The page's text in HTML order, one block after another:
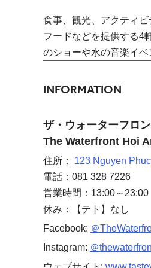
食事、観光、アクティ
フードなどを提供する4
のショーや水の音楽イ
INFORMATION
ザ・ウォーターフロ
The Waterfront Hoi
住所：
123 Nguyen
電話：081 328 7226
営業時間：13:00～23:00
休み：【テト】なし
Facebook: ＠
Instagram: ＠